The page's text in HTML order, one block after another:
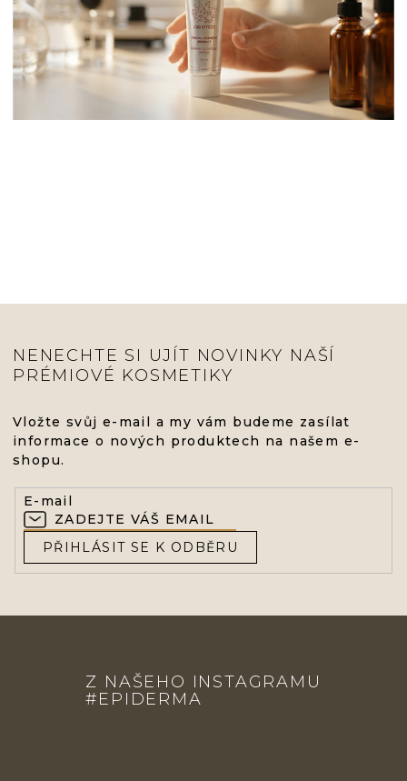
NENECHTE SI UJÍT NOVINKY NAŠÍ
PRÉMIOVÉ KOSMETIKY
Vložte svůj e-mail a my vám budeme zasílat
informace o nových produktech na našem e-
shopu.
E-mail
PŘIHLÁSIT SE K ODBĚRU
Z NAŠEHO INSTAGRAMU
#EPIDERMA